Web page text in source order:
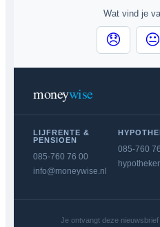
Wat vind je
😞 😐
moneywise
LIJFRENTE &
PENSIOEN
085-760 76 00
info@moneywise.nl
085-760
Je ontvangt deze nieuwsbrief